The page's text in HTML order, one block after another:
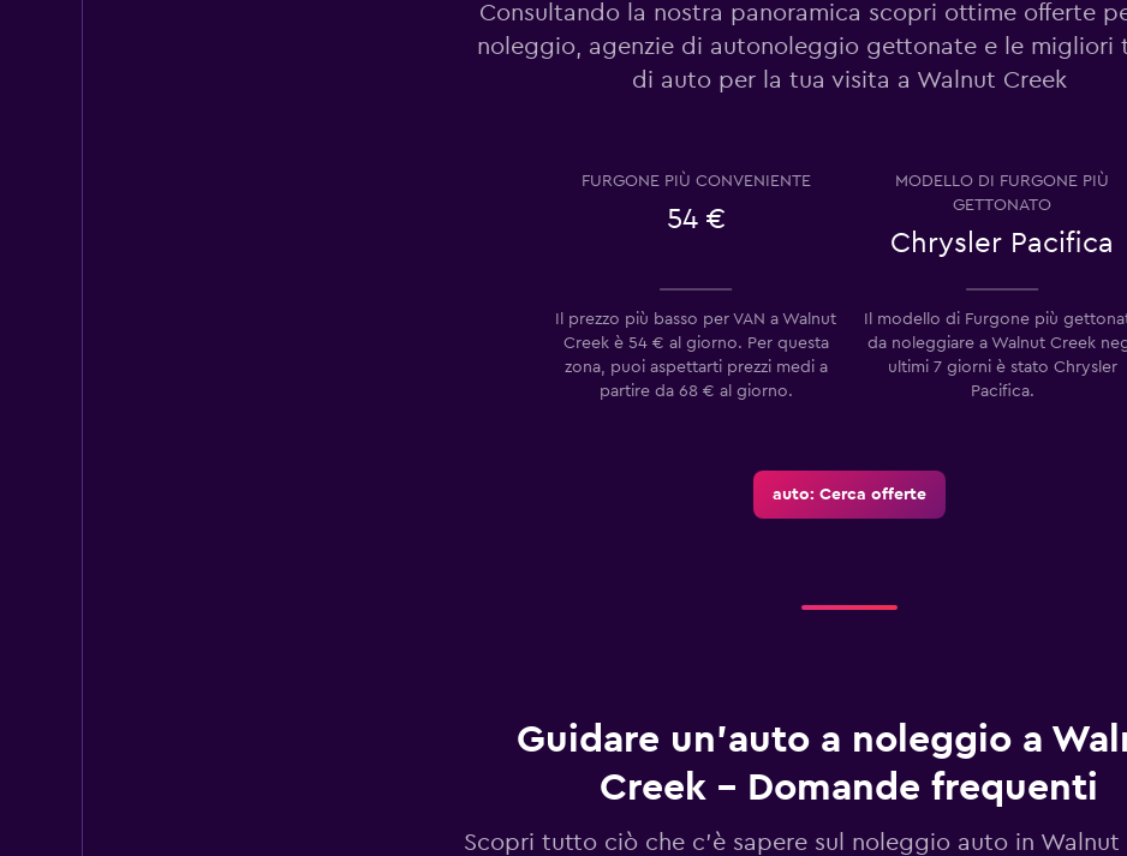
Consultando la nostra panoramica scopri ottime offerte
noleggio, agenzie di autonoleggio gettonate e le migliori
di auto per la tua visita a Walnut Creek
FURGONE PIÙ CONVENIENTE
54 €
MODELLO DI FURGONE PIÙ
GETTONATO
Chrysler Pacifica
Il prezzo più basso per VAN a Walnut
Creek è 54 € al giorno. Per questa
zona, puoi aspettarti prezzi medi a
partire da 68 € al giorno.
Il modello di Furgone più
da noleggiare a Walnut Creek
ultimi 7 giorni è stato Chrysler
Pacifica.
auto: Cerca offerte
Guidare un'auto a noleggio a
Creek - Domande frequenti
Scopri tutto ciò che c'è sapere sul noleggio auto in Walnut